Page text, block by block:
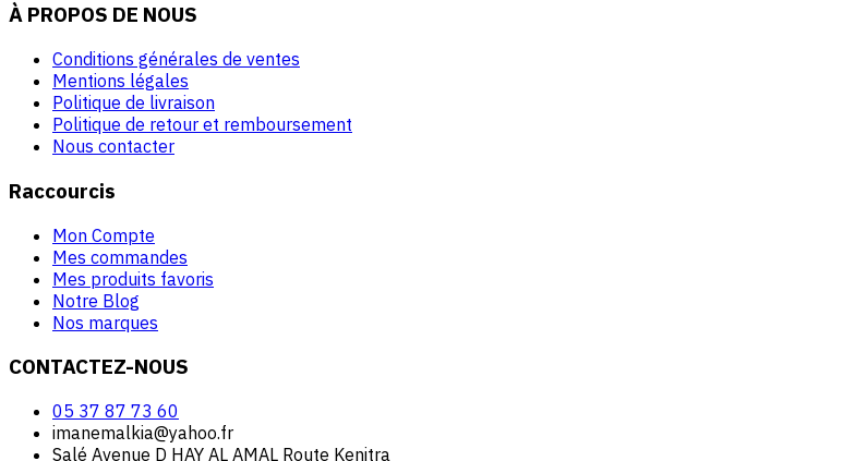
À PROPOS DE NOUS
Conditions générales de ventes
Mentions légales
Politique de livraison
Politique de retour et remboursement
Nous contacter
Raccourcis
Mon Compte
Mes commandes
Mes produits favoris
Notre Blog
Nos marques
CONTACTEZ-NOUS
05 37 87 73 60
imanemalkia@yahoo.fr
Salé Avenue D HAY AL AMAL Route Kenitra